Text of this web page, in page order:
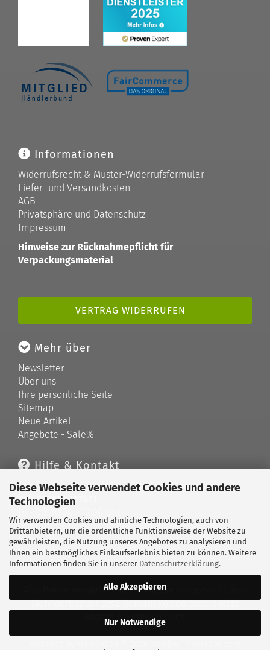
Diese Webseite verwendet Cookies und andere
Technologien
Wir verwenden Cookies und ähnliche Technologien, auch von
Drittanbietern, um die ordentliche Funktionsweise der Website zu
gewährleisten, die Nutzung unseres Angebotes zu analysieren und
Ihnen ein bestmögliches Einkaufserlebnis bieten zu können. Weitere
Informationen finden Sie in unserer Datenschutzerklärung.
Alle Akzeptieren
Nur Notwendige
Informationen
Widerrufsrecht & Muster-Widerrufsformular
Liefer- und Versandkosten
AGB
Privatsphäre und Datenschutz
Impressum
Hinweise zur Rücknahmepflicht für
Verpackungsmaterial
VERTRAG WIDERRUFEN
Mehr über
Newsletter
Über uns
Ihre persönliche Seite
Sitemap
Neue Artikel
Angebote - Sale%
Hilfe & Kontakt
Telefonische Unterstützung und Beratung unter:
Tel: 033679 757871
Geprüfter Online Shop mit Geld-zurück-Garantie.
Merkzettel
Kontaktformular
Alle Preise verstehen sich inklusive der gesetzlichen
Mehrwertsteuer, zzgl.Versandkostensoweit nicht
anders gekennzeichnet.